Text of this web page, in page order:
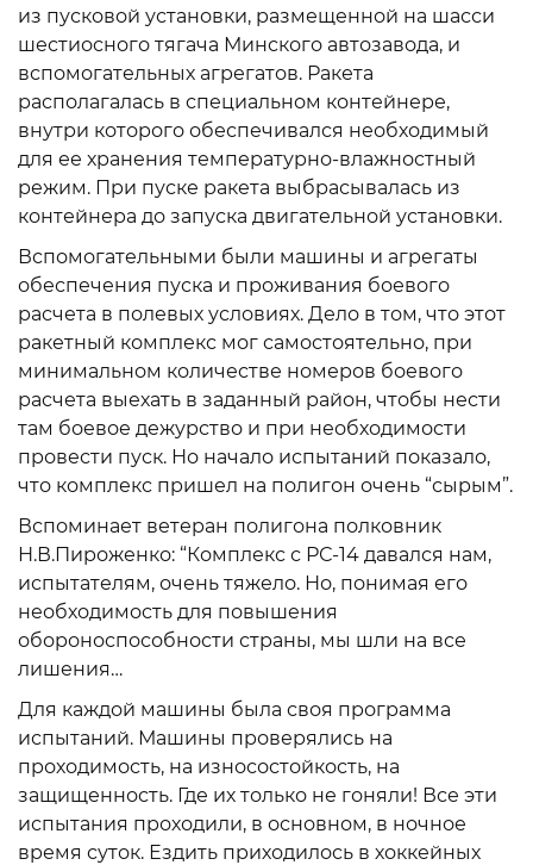
из пусковой установки, размещенной на шасси
шестиосного тягача Минского автозавода, и
вспомогательных агрегатов. Ракета
располагалась в специальном контейнере,
внутри которого обеспечивался необходимый
для ее хранения температурно-влажностный
режим. При пуске ракета выбрасывалась из
контейнера до запуска двигательной установки.
Вспомогательными были машины и агрегаты
обеспечения пуска и проживания боевого
расчета в полевых условиях. Дело в том, что этот
ракетный комплекс мог самостоятельно, при
минимальном количестве номеров боевого
расчета выехать в заданный район, чтобы нести
там боевое дежурство и при необходимости
провести пуск. Но начало испытаний показало,
что комплекс пришел на полигон очень “сырым”.
Вспоминает ветеран полигона полковник
Н.В.Пироженко: “Комплекс с РС-14 давался нам,
испытателям, очень тяжело. Но, понимая его
необходимость для повышения
обороноспособности страны, мы шли на все
лишения…
Для каждой машины была своя программа
испытаний. Машины проверялись на
проходимость, на износостойкость, на
защищенность. Где их только не гоняли! Все эти
испытания проходили, в основном, в ночное
время суток. Ездить приходилось в хоккейных